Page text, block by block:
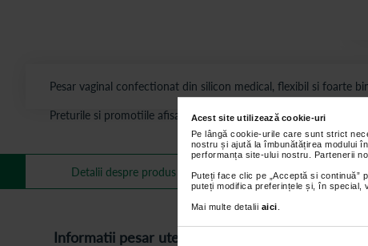
Acest site utilizează cookie-uri
Pe lângă cookie-urile care sunt strict
nostru și ajută la îmbunătățirea modului
performanța site-ului nostru. Partenerii
Puteți face clic pe „Acceptă si
puteți modifica preferințele și, în special,
Mai multe detalii aici
Pesar vaginal confectionat din silicon medical, flexibil si foarte
Preturile si promotiile afisate pe site in dreptul fiecarui produs
Detalii despre produs
Informatii pesar uterin din silicon 65 mm
Mai multe